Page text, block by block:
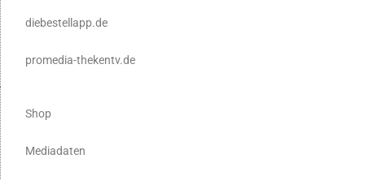
diebestellapp.de
promedia-thekentv.de
Shop
Mediadaten